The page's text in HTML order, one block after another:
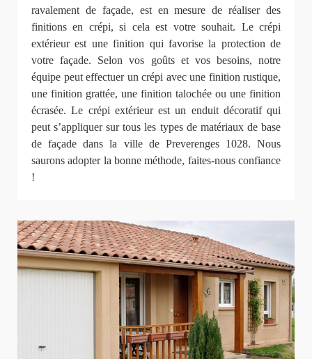
ravalement de façade, est en mesure de réaliser des
finitions en crépi, si cela est votre souhait. Le crépi
extérieur est une finition qui favorise la protection de
votre façade. Selon vos goûts et vos besoins, notre
équipe peut effectuer un crépi avec une finition rustique,
une finition grattée, une finition talochée ou une finition
écrasée. Le crépi extérieur est un enduit décoratif qui
peut s’appliquer sur tous les types de matériaux de base
de façade dans la ville de Preverenges 1028. Nous
saurons adopter la bonne méthode, faites-nous confiance
!